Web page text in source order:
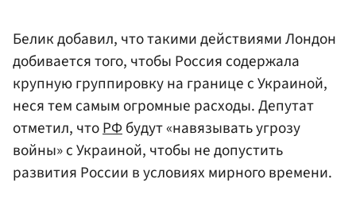
Белик добавил, что такими действиями Лондон
добивается того, чтобы Россия содержала
крупную группировку на границе с Украиной,
неся тем самым огромные расходы. Депутат
отметил, чтоРФбудут «навязывать угрозу
войны» с Украиной, чтобы не допустить
развития России в условиях мирного времени.